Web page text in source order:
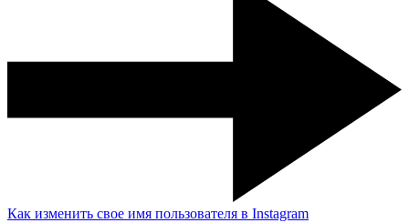
Как изменить свое имя пользователя в Instagram